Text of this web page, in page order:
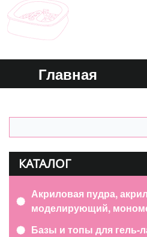
Главная
КАТАЛОГ
Акриловая пудра,
моделирующий,
Базы и топы для гель-